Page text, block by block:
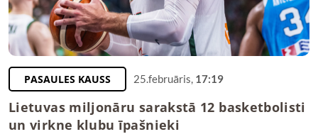
PASAULES KAUSS 25.februāris, 17:19
Lietuvas miljonāru sarakstā 12 basketbolisti
un virkne klubu īpašnieki